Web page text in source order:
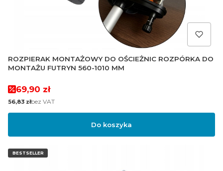
ROZPIERAK MONTAŻOWY DO OŚCIEŻNIC ROZPÓRKA DO
MONTAŻU FUTRYN 560-1010 MM
Cena promocyjna
69,90 zł
Cena
56,83 złbez VAT
Do koszyka
BESTSELLER